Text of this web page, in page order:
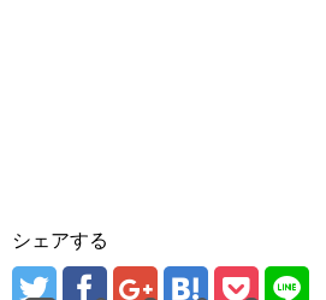
シェアする